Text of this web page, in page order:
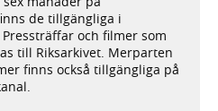
de tillgängliga i
och filmer som
till Riksarkivet. Merparten
finns också tillgängliga på